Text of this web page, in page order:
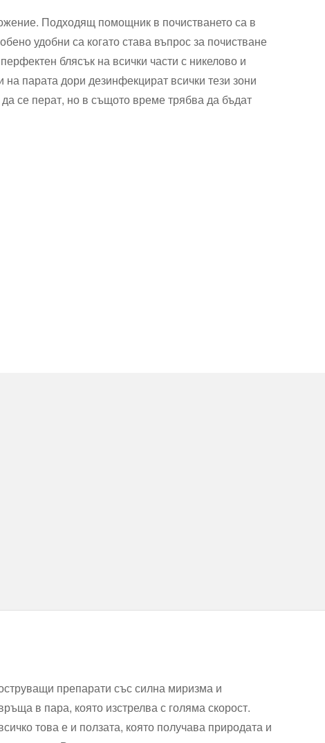
Подходящ помощник в почистването са в
удобни са когато става въпрос за почистване
блясък на всички части с никелово и
парата дори дезинфекцират всички тези зони
се перат, но в същото време трябва да бъдат
препарати със силна миризма и
в пара, която изстрелва с голяма скорост.
това е и ползата, която получава природата и